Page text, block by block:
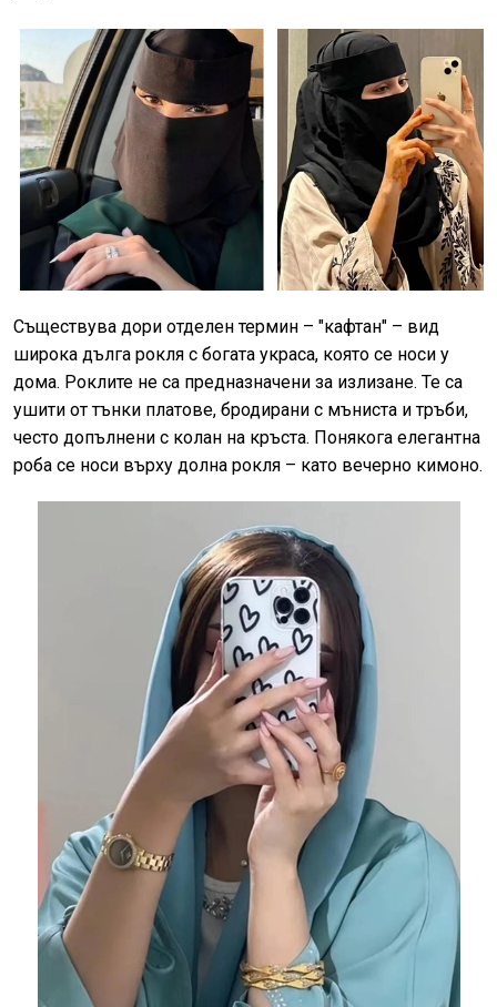
Съществува дори отделен термин – "кафтан" – вид
широка дълга рокля с богата украса, която се носи у
дома. Роклите не са предназначени за излизане. Те са
ушити от тънки платове, бродирани с мъниста и тръби,
често допълнени с колан на кръста. Понякога елегантна
роба се носи върху долна рокля – като вечерно кимоно.